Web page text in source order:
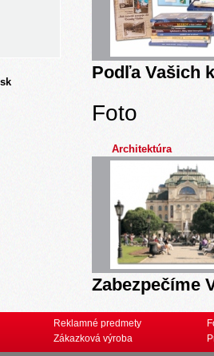
Podľa Vašich
Foto
Architektúra
Zabezpečíme
Reklamné predmety
Zákazková výroba